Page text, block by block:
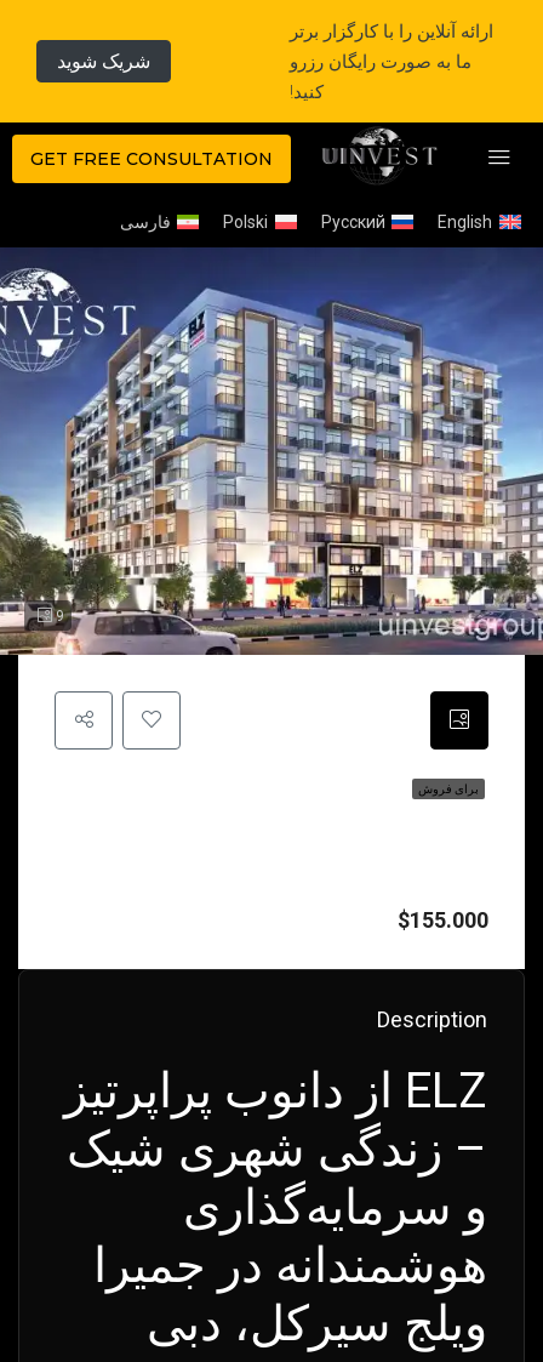
ارائه آنلاین را با کارگزار برتر
ما به صورت رایگان رزرو
کنید!
شریک شوید
GET FREE CONSULTATION
English
Русский
Polski فارسی
9
برای فروش
$155.000
Description
ELZ از دانوب پراپرتیز
– زندگی شهری شیک
و سرمایه‌گذاری
هوشمندانه در جمیرا
ویلج سیرکل، دبی